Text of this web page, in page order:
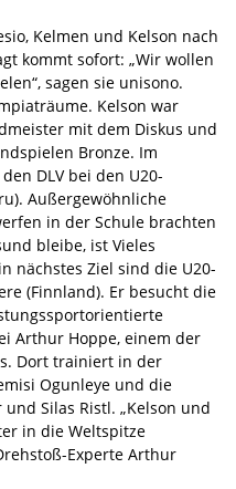
Kelmen und Kelson nach
kommt sofort: „Wir wollen
sagen sie unisono.
Kelson war
mit dem Diskus und
Bronze. Im
DLV bei den U20-
Außergewöhnliche
in der Schule brachten
bleibe, ist Vieles
nächstes Ziel sind die U20-
(Finnland). Er besucht die
Arthur Hoppe, einem der
Dort trainiert in der
Ogunleye und die
Silas Ristl. „Kelson und
in die Weltspitze
Experte Arthur